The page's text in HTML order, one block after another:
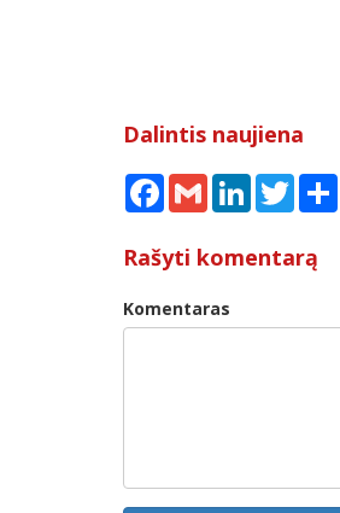
Dalintis naujiena
FacebookGmail LinkedInTwitter
Rašyti komentarą
Komentaras